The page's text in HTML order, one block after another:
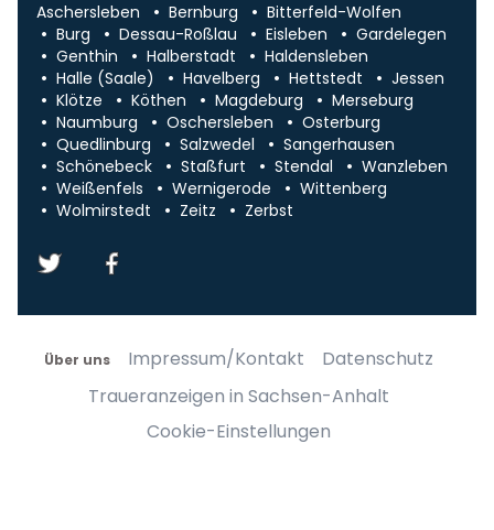
Aschersleben Bernburg
Bitterfeld-Wolfen
Burg
Dessau-Roßlau Eisleben
Gardelegen
Genthin
Halberstadt
Haldensleben
Halle (Saale)
Havelberg Hettstedt
Jessen
Klötze
Köthen Magdeburg
Merseburg
Naumburg
Oschersleben
Osterburg
Quedlinburg
Salzwedel
Sangerhausen
Schönebeck
Staßfurt Stendal
Wanzleben
Weißenfels
Wernigerode
Wittenberg
Wolmirstedt
Zeitz Zerbst
Über uns Impressum/Kontakt
Datenschutz
Traueranzeigen in Sachsen-Anhalt
Cookie-Einstellungen